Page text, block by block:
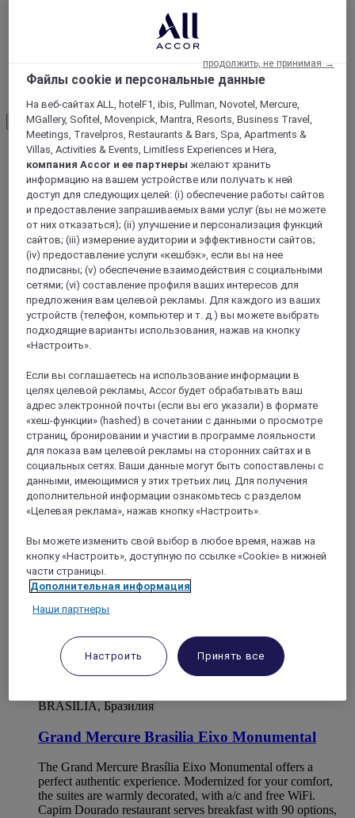
Бразилиа
Load More See more items
BRASILIA, Бразилия
Mercure Brasília Líder is in the North Hotel Sector, 15 km
from the Airport and 1.2 km from the Bus Station. Ideal for
business or leisure. Rooms come with free WiFi, cable TV
and air conditioning. Perfect for families! Rooms adapted for
people with reduced mobility - check availability directly with
the hotel. Make the most of our fitness center and swimming
pool!
4,3/5Rated 4,3 of 5
BRASÍLIA, Бразилия
Grand Mercure Brasilia Eixo Monumental
The Grand Mercure Brasília Eixo Monumental offers a
perfect authentic experience. Modernized for your comfort,
the suites are warmly decorated, with a/c and free WiFi.
Capim Dourado restaurant serves breakfast with 90 options,
Файлы cookie и персональные данные
На веб-сайтах ALL, hotelF1, ibis, Pullman, Novotel, Mercure,
MGallery, Sofitel, Movenpick, Mantra, Resorts, Business Travel,
Meetings, Travelpros, Restaurants & Bars, Spa, Apartments &
Villas, Activities & Events, Limitless Experiences и Hera,
компания Accor и ее партнеры желают хранить
информацию на вашем устройстве или получать к ней
доступ для следующих целей: (i) обеспечение работы сайтов
и предоставление запрашиваемых вами услуг (вы не можете
от них отказаться); (ii) улучшение и персонализация функций
сайтов; (iii) измерение аудитории и эффективности сайтов;
(iv) предоставление услуги «кешбэк», если вы на нее
подписаны; (v) обеспечение взаимодействия с социальными
сетями; (vi) составление профиля ваших интересов для
предложения вам целевой рекламы. Для каждого из ваших
устройств (телефон, компьютер и т. д.) вы можете выбрать
подходящие варианты использования, нажав на кнопку
«Настроить».
Если вы соглашаетесь на использование информации в
целях целевой рекламы, Accor будет обрабатывать ваш
адрес электронной почты (если вы его указали) в формате
«хеш-функции» (hashed) в сочетании с данными о просмотре
страниц, бронировании и участии в программе лояльности
для показа вам целевой рекламы на сторонних сайтах и в
социальных сетях. Ваши данные могут быть сопоставлены с
данными, имеющимися у этих третьих лиц. Для получения
дополнительной информации ознакомьтесь с разделом
«Целевая реклама», нажав кнопку «Настроить».
Вы можете изменить свой выбор в любое время, нажав на
кнопку «Настроить», доступную по ссылке «Cookie» в нижней
части страницы.
Дополнительная информация
Наши партнеры
Настроить Принять все
продолжить, не принимая →